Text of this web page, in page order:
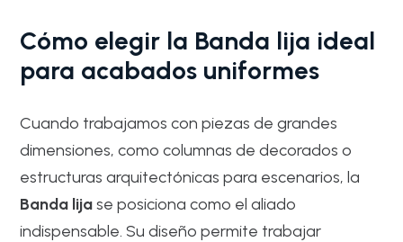
Cómo elegir la Banda lija ideal
para acabados uniformes
Cuando trabajamos con piezas de grandes
dimensiones, como columnas de decorados o
estructuras arquitectónicas para escenarios, la
Banda lijase posiciona como el aliado
indispensable. Su diseño permite trabajar